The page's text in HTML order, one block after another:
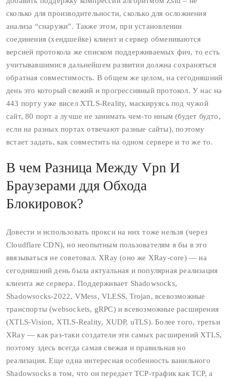
сколько для производительности, сколько для осложнения
анализа “снаружи”. Также этом, при установлении
соединения (хендшейке) клиент и сервер обмениваются
версией протокола же списком поддерживаемых фич, то есть
учитывавшимися дальнейшем развитии должна сохраняться
обратная совместимость. В общем же целом, на сегодняшний
день это который свежий и прогрессивный протокол. У нас на
443 порту уже висел XTLS‑Reality, маскируясь под чужой
сайт, 80 порт а лучше не занимать чем‑то иным (будет будто,
если на разных портах отвечают разные сайты), поэтому
встает задать, как совместить на одном сервере и то же то.
В чем Разница Между Vpn И
Браузерами ддя Обхода
Блокировок?
Довести и использовать прокси на них тоже нельзя (через
Cloudflare CDN), но неопытным пользователям я бы в это
ввязываться не советовал. XRay (оно же XRay‑core) — на
сегодняшний день была актуальная и популярная реализация
клиента же сервера. Поддерживает Shadowsocks,
Shadowsocks-2022, VMess, VLESS, Trojan, всевозможные
транспорты (websockets, gRPC) и всевозможные расширения
(XTLS‑Vision, XTLS‑Reality, XUDP, uTLS). Более того, третьи
XRay — как раз‑таки создатели эти самых расширений XTLS,
поэтому здесь всегда самая свежая и правильная но
реализация. Еще одна интересная особенность ванильного
Shadowsocks в том, что он передает TCP‑трафик как TCP, а